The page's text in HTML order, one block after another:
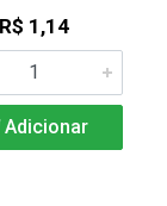
R$ 1,14
Adicionar